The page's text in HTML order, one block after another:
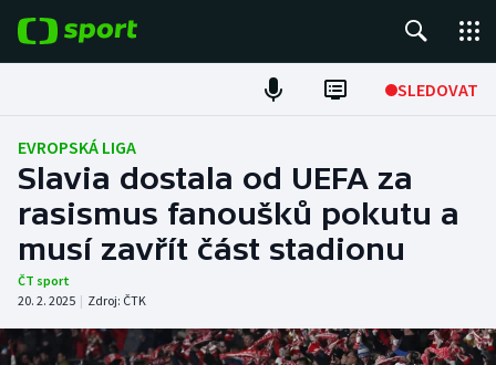
SLEDOVAT
Fotbal
Hokej
Tenis
Atletika
Cyklistika
EVROPSKÁ LIGA
Slavia dostala od UEFA za
rasismus fanoušků pokutu a
musí zavřít část stadionu
ČT sport
20. 2. 2025 | Zdroj: ČTK